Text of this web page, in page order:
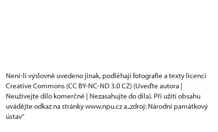
Není-li výslovně uvedeno jinak, podléhají fotografie a texty licenci
Creative Commons (CC BY-NC-ND 3.0 CZ) (Uveďte autora |
Neužívejte dílo komerčně | Nezasahujte do díla). Při užití obsahu
uvádějte odkaz na stránky www.npu.cz a „zdroj: Národní památkový
ústav“